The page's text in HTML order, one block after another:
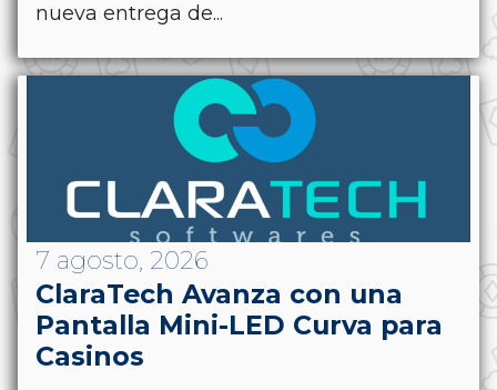
nueva entrega de...
7 agosto, 2026
ClaraTech Avanza con una
Pantalla Mini-LED Curva para
Casinos